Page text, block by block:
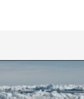
intrusion